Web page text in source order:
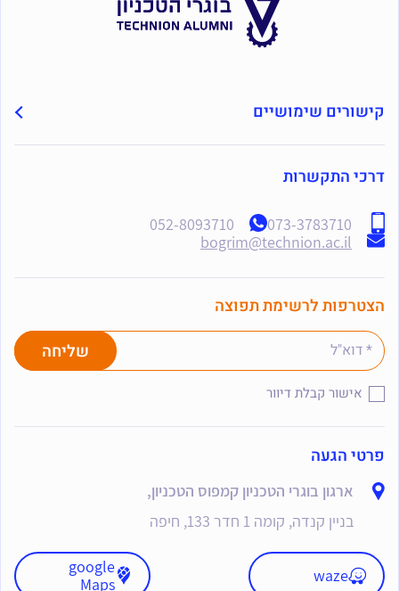
קישורים שימושיים
פרטי הגעה
ארגון בוגרי הטכניון קמפוס הטכניון,
בניין קנדה, קומה 1 חדר 133, חיפה
waze
google
Maps
דרכי התקשרות
073-3783710
052-8093710
bogrim@technion.ac.il
הצטרפות לרשימת תפוצה
אישור קבלת דיוור